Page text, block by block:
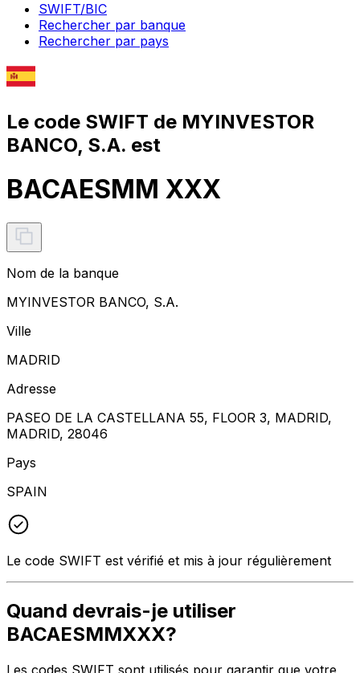
SWIFT/BIC
Rechercher par banque
Rechercher par pays
Le code SWIFT de MYINVESTOR
BANCO, S.A. est
BACAESMM XXX
Nom de la banque
MYINVESTOR BANCO, S.A.
Ville
MADRID
Adresse
PASEO DE LA CASTELLANA 55, FLOOR 3, MADRID,
MADRID, 28046
Pays
SPAIN
Le code SWIFT est vérifié et mis à jour régulièrement
Quand devrais-je utiliser
BACAESMMXXX?
Les codes SWIFT sont utilisés pour garantir que votre